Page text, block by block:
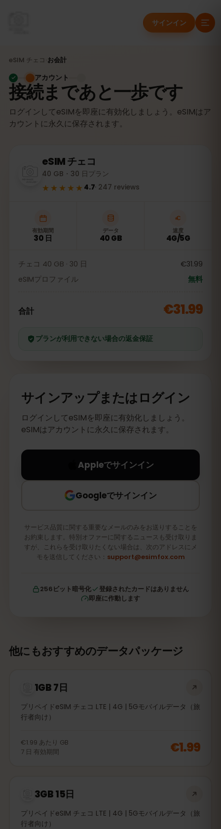
サインイン
eSIM チェコ お会計
接続まであと一歩です
ログインしてeSIMを即座に有効化しましょう。eSIMはア
カウントに永久に保存されます。
アカウント
eSIMチェコ
40 GB・30 日プラン
★★★★★ 4.7· 247 reviews
有効期間
30 日
データ
40 GB
速度
4G/5G
チェコ 40 GB · 30 日
€31.99
eSIMプロファイル
無料
合計 €31.99
プランが利用できない場合の返金保証
サインアップまたはログイン
ログインしてeSIMを即座に有効化しましょう。
eSIMはアカウントに永久に保存されます。
Appleでサインイン
Googleでサインイン
サービス品質に関する重要なメールのみをお送りすることを
お約束します。特別オファーに関するニュースも受け取りま
すが、これらを受け取りたくない場合は、次のアドレスにメ
モを送信してください： support@esimfox.com
256ビット暗号化
登録されたカードはありません
即座に作動します
他にもおすすめのデータパッケージ
1GB 7日
プリペイドeSIM チェコ LTE | 4G | 5Gモバイルデータ（旅
行者向け）
€1.99 あたり GB
7 日 有効期間 €1.99
3GB 15日
プリペイドeSIM チェコ LTE | 4G | 5Gモバイルデータ（旅
行者向け）